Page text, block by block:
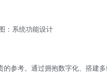
：系统功能设计
参考。通过拥抱数字化、搭建